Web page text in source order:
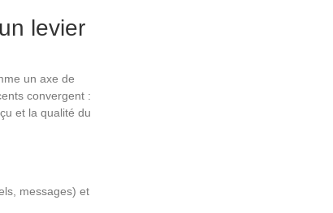
levier
un axe de
convergent :
et la qualité du
messages) et